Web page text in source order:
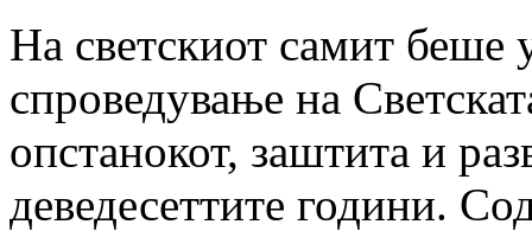
На светскиот самит беше
спроведување на
опстанокот, заштита и
деведесеттите години.